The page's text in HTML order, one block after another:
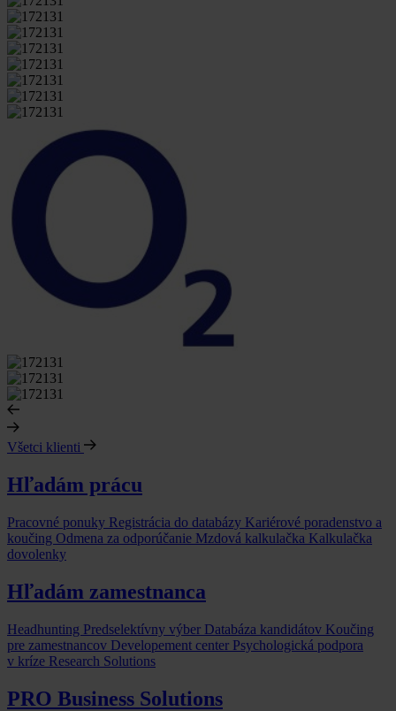
Všetci klienti
Hľadám prácu
Pracovné ponuky Registrácia do databázy Kariérové poradenstvo a
koučing Odmena za odporúčanie Mzdová kalkulačka Kalkulačka
dovolenky
Hľadám zamestnanca
Headhunting Predselektívny výber Databáza kandidátov Koučing
pre zamestnancov Developement center Psychologická podpora
v kríze Research Solutions
PRO Business Solutions